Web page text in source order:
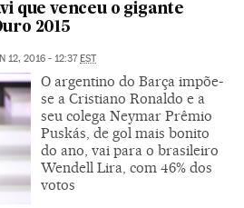
que venceu o gigante
2015
12, 2016 - 12:37EST
O argentino do Barça impõe-
se a Cristiano Ronaldo e a
seu colega Neymar Prêmio
Puskás, de gol mais bonito
do ano, vai para o brasileiro
Wendell Lira, com 46% dos
votos